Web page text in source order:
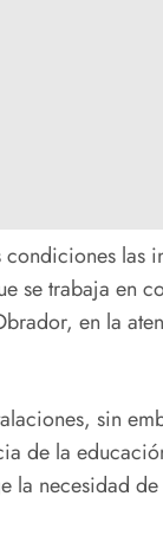
las
se trabaja en
en la
sin
de la
la necesidad de